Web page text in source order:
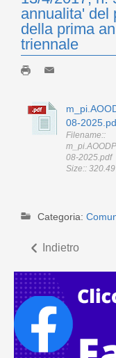
annualita' del
della prima
triennale
08-
Filename::
08-2025.pdf
Size::
Categoria:
Indietro